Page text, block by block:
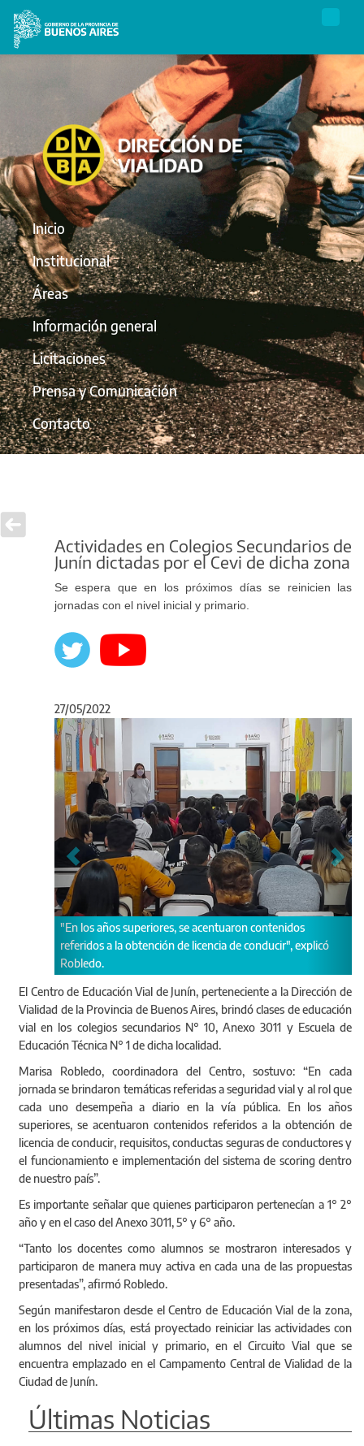
Inicio
Institucional
Áreas
Información general
Licitaciones
Prensa y Comunicación
Contacto
Actividades en Colegios Secundarios de
Junín dictadas por el Cevi de dicha zona
Se espera que en los próximos días se reinicien las
jornadas con el nivel inicial y primario.
27/05/2022
acentuaron contenidos
licencia de conducir", explicó
Se dictaron las clases en los colegios
Anexo 3011 y Escuela de Educación
Anterior
El Centro de Educación Vial de Junín, perteneciente a la Dirección de
Vialidad de la Provincia de Buenos Aires, brindó clases de educación
vial en los colegios secundarios N° 10, Anexo 3011 y Escuela de
Educación Técnica N° 1 de dicha localidad.
Marisa Robledo, coordinadora del Centro, sostuvo: “En cada
jornada se brindaron temáticas referidas a seguridad vial y al rol que
cada uno desempeña a diario en la vía pública. En los años
superiores, se acentuaron contenidos referidos a la obtención de
licencia de conducir, requisitos, conductas seguras de conductores y
el funcionamiento e implementación del sistema de scoring dentro
de nuestro país”.
Es importante señalar que quienes participaron pertenecían a 1° 2°
año y en el caso del Anexo 3011, 5° y 6° año.
“Tanto los docentes como alumnos se mostraron interesados y
participaron de manera muy activa en cada una de las propuestas
presentadas”, afirmó Robledo.
Según manifestaron desde el Centro de Educación Vial de la zona,
en los próximos días, está proyectado reiniciar las actividades con
alumnos del nivel inicial y primario, en el Circuito Vial que se
encuentra emplazado en el Campamento Central de Vialidad de la
Ciudad de Junín.
Últimas Noticias